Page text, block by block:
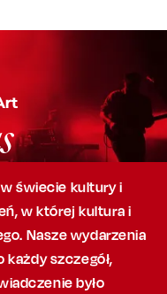
świecie kultury i
w której kultura i
Nasze wydarzenia
każdy szczegół,
było